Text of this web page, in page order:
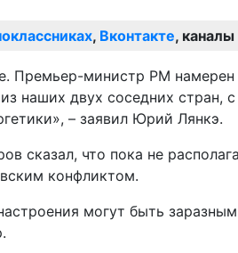
, Вконтакте, каналы
Премьер-министр РМ
наших двух соседних стран,
– заявил Юрий Лянкэ.
сказал, что пока не
конфликтом.
могут быть